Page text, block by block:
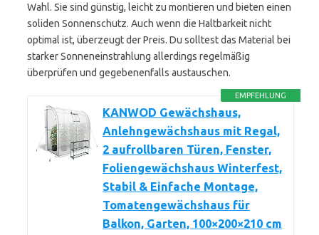
Wahl. Sie sind günstig, leicht zu montieren und bieten einen
soliden Sonnenschutz. Auch wenn die Haltbarkeit nicht
optimal ist, überzeugt der Preis. Du solltest das Material bei
starker Sonneneinstrahlung allerdings regelmäßig
überprüfen und gegebenenfalls austauschen.
EMPFEHLUNG
KANWOD Gewächshaus,
Anlehngewächshaus mit Regal,
2 aufrollbaren Türen, Fenster,
Foliengewächshaus Winterfest,
Stabil & Einfache Montage,
Tomatengewächshaus für
Balkon, Garten, 100×200×210 cm